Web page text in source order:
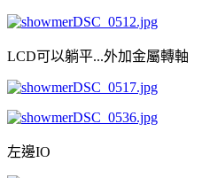
LCD可以躺平...外加金屬轉軸
左邊IO